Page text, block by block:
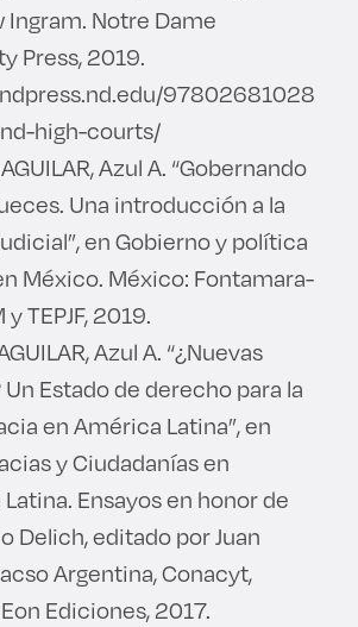
Notre Dame
Press, 2019.
97802681028
high-courts/
Azul A. “Gobernando
Una introducción a la
en Gobierno y política
México. México: Fontamara-
y TEPJF, 2019.
Azul A. “¿Nuevas
Estado de derecho para la
en América Latina”, en
y Ciudadanías en
Ensayos en honor de
Delich, editado por Juan
Argentina, Conacyt,
Ediciones, 2017.